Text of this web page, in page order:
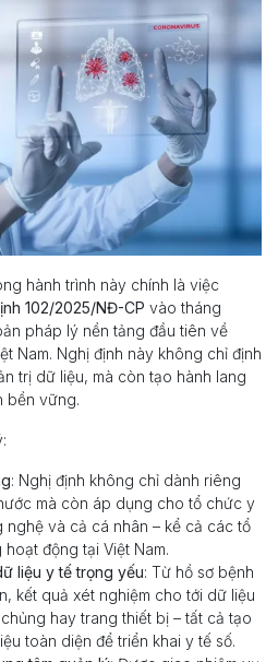
hành trình này chính là việc
102/2025/NĐ-CP vào tháng
pháp lý nền tảng đầu tiên về
Nam. Nghị định này không chỉ định
trị dữ liệu, mà còn tạo hành lang
bền vững.
: Nghị định không chỉ dành riêng
mà còn áp dụng cho tổ chức y
và cả cá nhân – kể cả các tổ
động tại Việt Nam.
liệu y tế trọng yếu: Từ hồ sơ bệnh
kết quả xét nghiệm cho tới dữ liệu
hay trang thiết bị – tất cả tạo
toàn diện để triển khai y tế số.